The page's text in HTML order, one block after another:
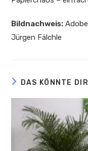
Bildnachweis:
Jürgen Fälchle
DAS KÖNNTE